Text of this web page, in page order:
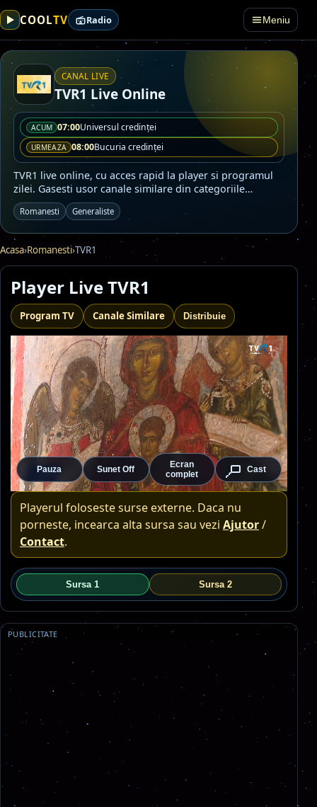
COOLTV Radio Meniu
CANAL LIVE
TVR1 Live Online
ACUM 07:00Universul credinţei
URMEAZA 08:00Bucuria credinţei
TVR1 live online, cu acces rapid la player si programul
zilei. Gasesti usor canale similare din categoriile
Romanesti, Generaliste.
Romanesti Generaliste
Acasa›Romanesti›TVR1
Player Live TVR1
Program TV Canale Similare Distribuie
Pauza Sunet Off
Ecran
complet
Cast
Playerul foloseste surse externe. Daca nu
porneste, incearca alta sursa sau vezi Ajutor/
Contact.
Sursa 1 Sursa 2
PUBLICITATE